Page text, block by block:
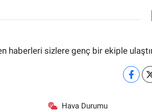
haberleri sizlere genç bir ekiple
Hava Durumu